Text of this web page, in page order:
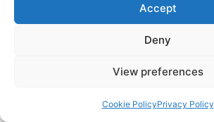
Accept
Deny
View preferences
Cookie PolicyPrivacy Policy